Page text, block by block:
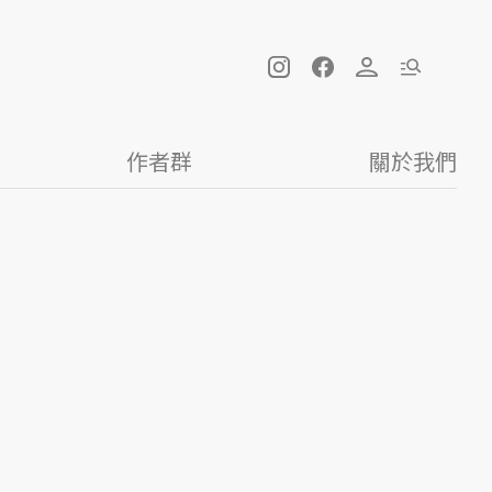
作者群 關於我們